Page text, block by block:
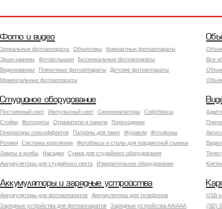
Фото и видео
Зеркальные фотоаппараты Объективы
Компактные фотоаппараты
Экшн камеры
Фотовспышки
Беззеркальные фотоаппараты
Видеокамеры
Пленочные фотоаппараты
Детские фотоаппараты
Моментальные фотоаппараты
Все
Студийное оборудование
Постоянный свет Импульсный свет Синхронизаторы
Софтбоксы
Стойки
Фотозонты Отражатели и панели
Переходники
Генераторы спецэффектов
Патроны для ламп Журавли
Фотофоны
Ролики
Системы крепления
Фотобоксы и столы для предметной съемки
Лампы и колбы
Насадки
Сумки для студийного оборудования
Аккумуляторы для студийного света
Измерительное оборудование
Аккумуляторы и зарядные устройства
Аккумуляторы для фотоаппаратов
Аккумуляторы для телефонов
Зарядные устройства для фотоаппаратов
Зарядные устройства AA/AAA
USB
(SD)